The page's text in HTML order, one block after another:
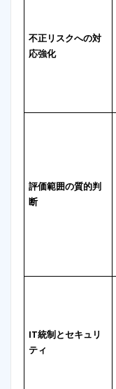
不正リスクへの対
応強化
評価範囲の質的判
断
IT統制とセキュリ
ティ